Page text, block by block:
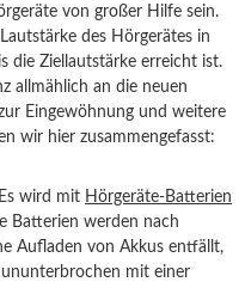
von großer Hilfe sein.
des Hörgerätes in
die Ziellautstärke erreicht ist.
allmählich an die neuen
Eingewöhnung und weitere
wir hier zusammengefasst:
wird mit Hörgeräte-Batterien
Batterien werden nach
Aufladen von Akkus entfällt,
mit einer